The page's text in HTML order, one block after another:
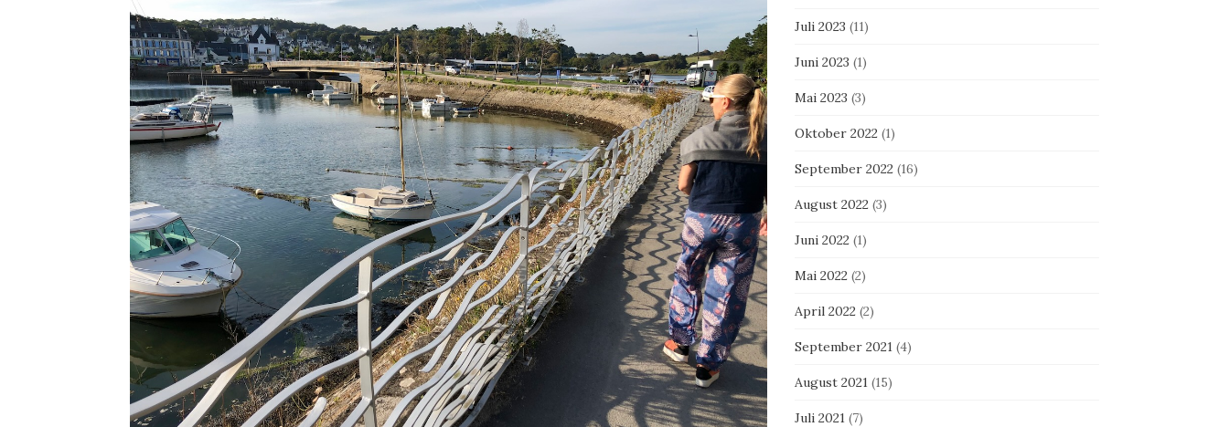
Juli 2023 (11)
Juni 2023 (1)
Mai 2023 (3)
Oktober 2022(1)
September 2022(16)
August 2022(3)
Juni 2022(1)
Mai 2022(2)
April 2022(2)
September 2021(4)
August 2021(15)
Juli 2021(7)